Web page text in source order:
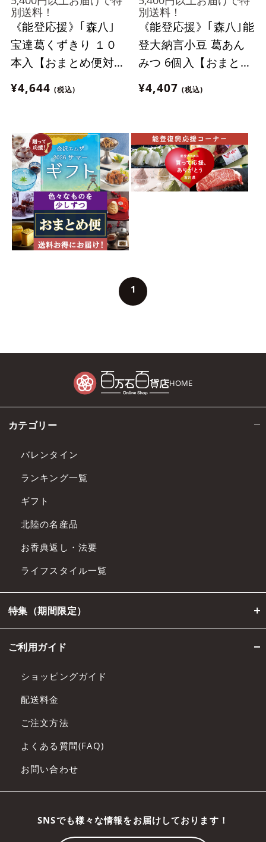
別送料！
《能登応援》｢森八｣
宝達葛くずきり １０
本入【おまとめ便対
象】
¥4,644 (税込)
別送料！
《能登応援》｢森八｣能
登大納言小豆 葛あん
みつ 6個入【おまとめ
便対象】
¥4,407 (税込)
1
HOME
カテゴリー
バレンタイン
ランキング一覧
ギフト
北陸の名産品
お香典返し・法要
ライフスタイル一覧
特集（期間限定）
ご利用ガイド
ショッピングガイド
配送料金
ご注文方法
よくある質問(FAQ)
お問い合わせ
SNSでも様々な情報をお届けしております！